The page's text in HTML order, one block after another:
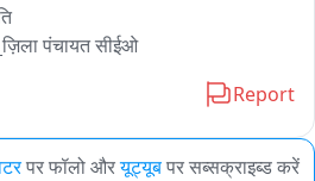
Report
पर फॉलो औरयूट्यूबपर सब्सक्राइब्ड करें